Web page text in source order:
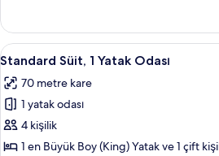
tüm
fotoğrafları
görün
Büyük
(King)
Boy
ve
Çekyat
hakkında
daha
fazla
Standard
Süit,
1
Yatak
Odası
için
9
Standard Süit, 1 Yatak Odası
70 metre kare
1 yatak odası
4 kişilik
1 en Büyük Boy (King) Yatak ve 1 çift